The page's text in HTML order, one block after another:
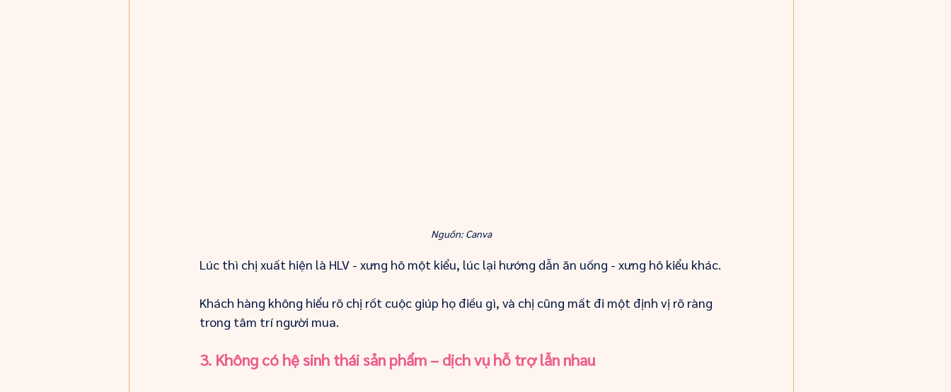
Nguồn: Canva
Lúc thì chị xuất hiện là HLV - xưng hô một kiểu, lúc lại hướng dẫn ăn uống - xưng hô kiểu khác.
Khách hàng không hiểu rõ chị rốt cuộc giúp họ điều gì, và chị cũng mất đi một định vị rõ ràng
trong tâm trí người mua.
3. Không có hệ sinh thái sản phẩm – dịch vụ hỗ trợ lẫn nhau